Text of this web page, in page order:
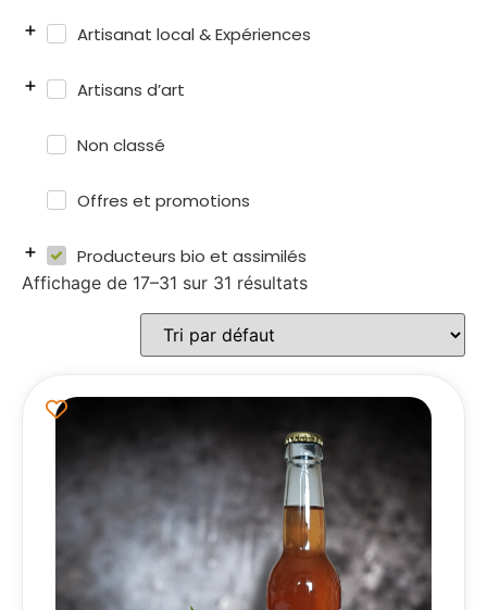
Artisanat local & Expériences
Artisans d’art
Non classé
Offres et promotions
Producteurs bio et assimilés
Affichage de 17–31 sur 31 résultats